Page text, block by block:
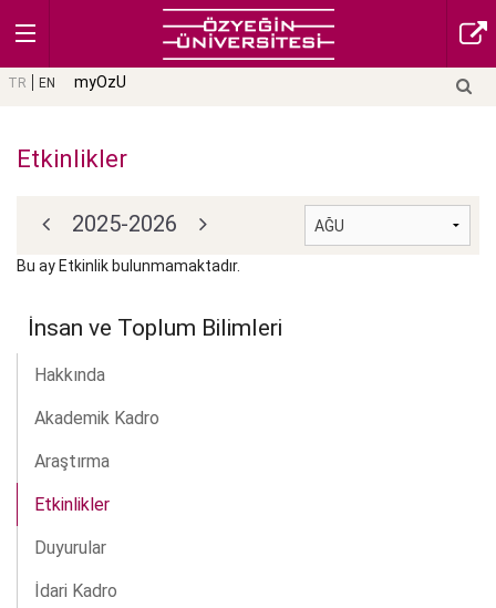
TR EN myOzU
Etkinlikler
2025-2026
Bu ay Etkinlik bulunmamaktadır.
İnsan ve Toplum Bilimleri
Hakkında
Akademik Kadro
Araştırma
Etkinlikler
Duyurular
İdari Kadro